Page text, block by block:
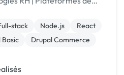
stack Node.js
React
Basic
Drupal Commerce